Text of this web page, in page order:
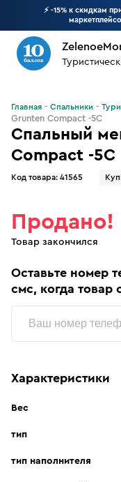
⚡ -15% к скидкам
Спальный
Compact -5С
Код товара: 41565
Главная Спальники
Grunten Compact -5С
Продано!
Товар закончился
Оставьте номер
смс, когда товар
Характеристики
Вес
тип
тип наполнителя